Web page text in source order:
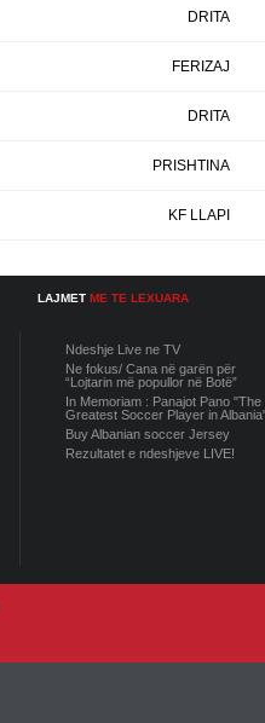
DRITA
FERIZAJ
DRITA
PRISHTINA
KF LLAPI
LAJMET ME TE LEXUARA
Ndeshje Live ne TV
Ne fokus/ Cana në garën për
“Lojtarin më popullor në Botë”
In Memoriam : Panajot Pano "The
Greatest Soccer Player in
Buy Albanian soccer Jersey
Rezultatet e ndeshjeve LIVE!